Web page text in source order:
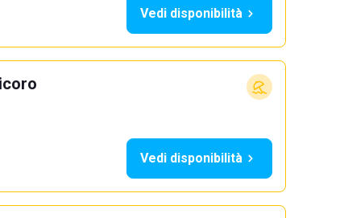
Vedi disponibilità
Vedi disponibilità